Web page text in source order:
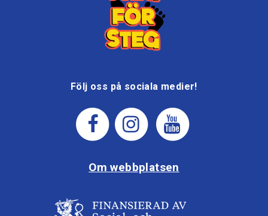
Följ oss på sociala medier!
Om webbplatsen